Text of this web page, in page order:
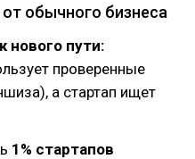
обычного бизнеса
нового пути:
проверенные
а стартап ищет
1% стартапов